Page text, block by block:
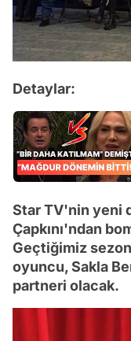
Detaylar:
Star TV'nin yeni
Çapkını'ndan
Geçtiğimiz sezon
oyuncu, Sakla
partneri olacak.